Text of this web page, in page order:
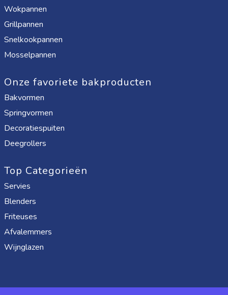
Wokpannen
Grillpannen
Snelkookpannen
Mosselpannen
Onze favoriete bakproducten
Bakvormen
Springvormen
Decoratiespuiten
Deegrollers
Top Categorieën
Servies
Blenders
Friteuses
Afvalemmers
Wijnglazen